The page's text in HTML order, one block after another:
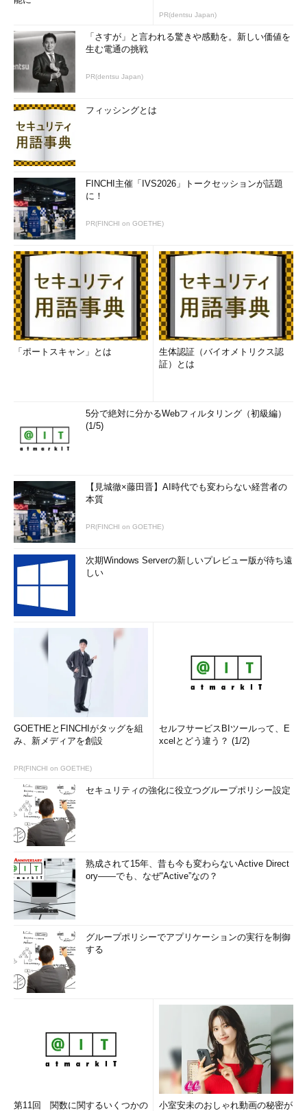
PR(dentsu Japan)
「さすが」と言われる驚きや感動を。新しい価値を
生む電通の挑戦
PR(dentsu Japan)
フィッシングとは
FINCHI主催「IVS2026」トークセッションが話題
に！
PR(FINCHI on GOETHE)
「ポートスキャン」とは
生体認証（バイオメトリクス認
証）とは
5分で絶対に分かるWebフィルタリング（初級編）
(1/5)
【見城徹×藤田晋】AI時代でも変わらない経営者の
本質
PR(FINCHI on GOETHE)
次期Windows Serverの新しいプレビュー版が待ち遠
しい
GOETHEとFINCHIがタッグを組
み、新メディアを創設
PR(FINCHI on GOETHE)
セルフサービスBIツールって、E
xcelとどう違う？ (1/2)
セキュリティの強化に役立つグループポリシー設定
熟成されて15年、昔も今も変わらないActive Direct
ory――でも、なぜ“Active”なの？
グループポリシーでアプリケーションの実行を制御
する
第11回 関数に関するいくつかの
小室安未のおしゃれ動画の秘密が